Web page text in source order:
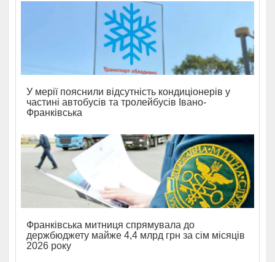
У мерії пояснили відсутність кондиціонерів у
частині автобусів та тролейбусів Івано-
Франківська
Франківська митниця спрямувала до
держбюджету майже 4,4 млрд грн за сім місяців
2026 року